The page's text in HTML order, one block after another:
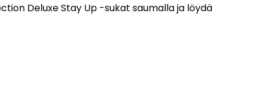
Deluxe Stay Up -sukat saumalla ja löydä